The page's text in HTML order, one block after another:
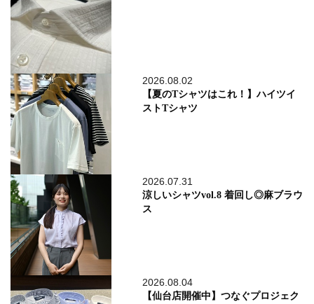
2026.08.02
【夏のTシャツはこれ！】ハイツイ
ストTシャツ
2026.07.31
涼しいシャツvol.8 着回し◎麻ブラウ
ス
2026.08.04
【仙台店開催中】つなぐプロジェク